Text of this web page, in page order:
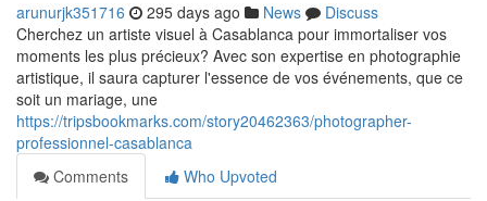
arunurjk351716 295 days ago News
Discuss
Cherchez un artiste visuel à Casablanca pour immortaliser vos
moments les plus précieux? Avec son expertise en photographie
artistique, il saura capturer l'essence de vos événements, que ce
soit un mariage, une
https://tripsbookmarks.com/story20462363/photographer-
professionnel-casablanca
Comments
Who Upvoted